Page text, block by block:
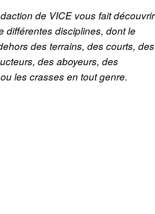
de VICE vous fait découvrir
différentes disciplines, dont le
des terrains, des courts, des
des aboyeurs, des
les crasses en tout genre.